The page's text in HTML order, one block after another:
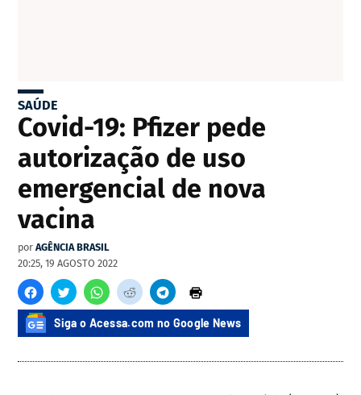
SAÚDE
Covid-19: Pfizer pede
autorização de uso
emergencial de nova
vacina
por AGÊNCIA BRASIL
20:25, 19 AGOSTO 2022
Siga o Acessa.com no Google News